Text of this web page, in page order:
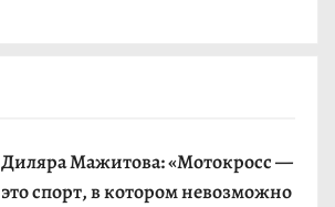
Диляра Мажитова: «Мотокросс —
это спорт, в котором невозможно